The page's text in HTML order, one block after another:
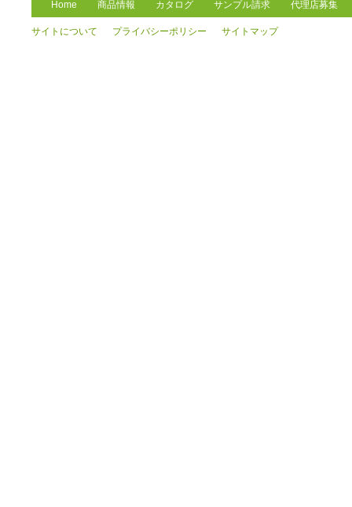
Home 商品情報 カタログ サンプル請求 代理店募集
サイトについて プライバシーポリシー サイトマップ